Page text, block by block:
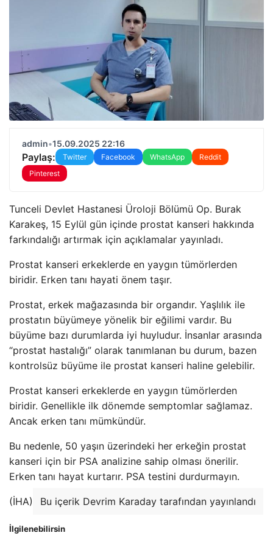
admin•15.09.2025 22:16
Paylaş: Twitter Facebook WhatsApp
Reddit
Pinterest
Tunceli Devlet Hastanesi Üroloji Bölümü Op. Burak
Karakeş, 15 Eylül gün içinde prostat kanseri hakkında
farkındalığı artırmak için açıklamalar yayınladı.
Prostat kanseri erkeklerde en yaygın tümörlerden
biridir. Erken tanı hayati önem taşır.
Prostat, erkek mağazasında bir organdır. Yaşlılık ile
prostatın büyümeye yönelik bir eğilimi vardır. Bu
büyüme bazı durumlarda iyi huyludur. İnsanlar arasında
“prostat hastalığı” olarak tanımlanan bu durum, bazen
kontrolsüz büyüme ile prostat kanseri haline gelebilir.
Prostat kanseri erkeklerde en yaygın tümörlerden
biridir. Genellikle ilk dönemde semptomlar sağlamaz.
Ancak erken tanı mümkündür.
Bu nedenle, 50 yaşın üzerindeki her erkeğin prostat
kanseri için bir PSA analizine sahip olması önerilir.
Erken tanı hayat kurtarır. PSA testini durdurmayın.
(İHA) Bu içerik Devrim Karaday tarafından yayınlandı
İlgilenebilirsin